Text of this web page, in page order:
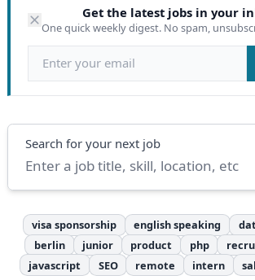
Get the latest jobs in your
One quick weekly digest. No spam,
Email address
Search
Search for your next job
visa sponsorship english speaking
berlin
junior product php
javascript
SEO remote intern